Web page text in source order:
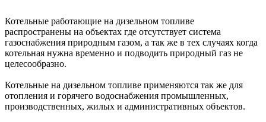
Котельные работающие на дизельном топливе
распространены на объектах где отсутствует система
газоснабжения природным газом, а так же в тех случаях когда
котельная нужна временно и подводить природный газ не
целесообразно.
Котельные на дизельном топливе применяются так же для
отопления и горячего водоснабжения промышленных,
производственных, жилых и административных объектов.